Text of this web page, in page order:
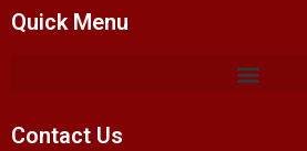
Quick Menu
Contact Us